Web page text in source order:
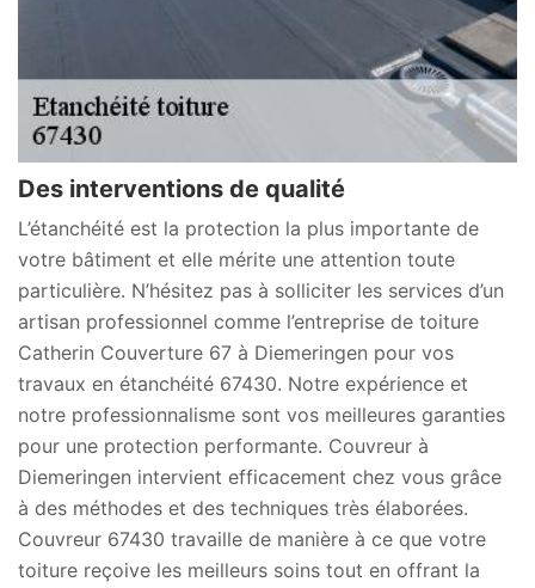
Des interventions de qualité
L’étanchéité est la protection la plus importante de
votre bâtiment et elle mérite une attention toute
particulière. N’hésitez pas à solliciter les services d’un
artisan professionnel comme l’entreprise de toiture
Catherin Couverture 67 à Diemeringen pour vos
travaux en étanchéité 67430. Notre expérience et
notre professionnalisme sont vos meilleures garanties
pour une protection performante. Couvreur à
Diemeringen intervient efficacement chez vous grâce
à des méthodes et des techniques très élaborées.
Couvreur 67430 travaille de manière à ce que votre
toiture reçoive les meilleurs soins tout en offrant la